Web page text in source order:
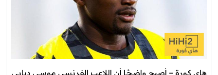
هاي كورة – أصبح واضحًا أن اللاعب الفرنسي موسى ديابي